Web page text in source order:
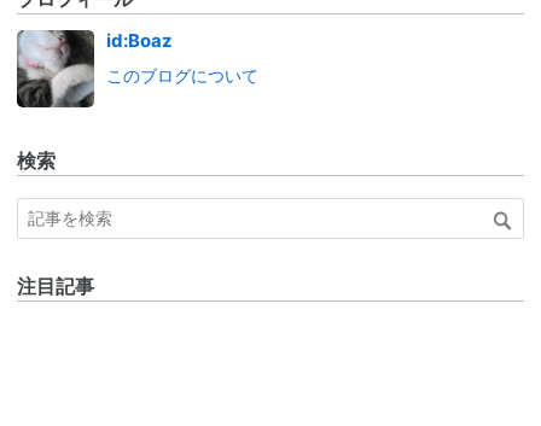
id:Boaz
このブログについて
検索
注目記事